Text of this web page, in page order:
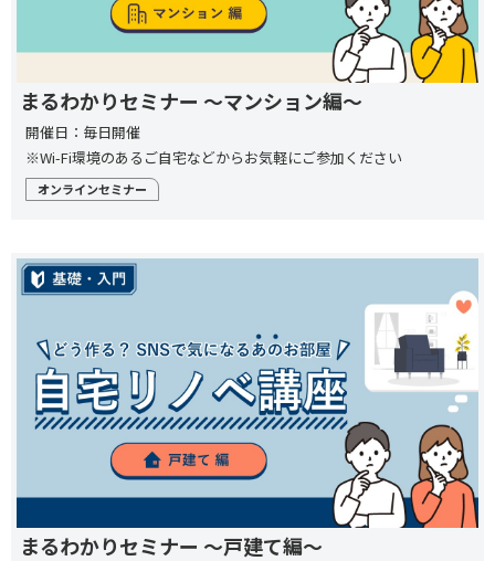
まるわかりセミナー ～マンション編～
開催日：毎日開催
※Wi-Fi環境のあるご自宅などからお気軽にご参加ください
オンラインセミナー
まるわかりセミナー ～戸建て編～